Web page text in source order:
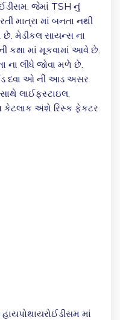
જેમાં TSH નું
માત્રા માં બનતા નથી
મેડીકલ સાયન્સ ના
કક્ષા માં મૂકવામાં આવે છે.
ના લીધે જોવા મળે છે.
દવા ઓ ની આડ અસર
લાઈફસ્ટાઇલ,
કેટલાક અંશે રિસ્ક ફેકટર
માં